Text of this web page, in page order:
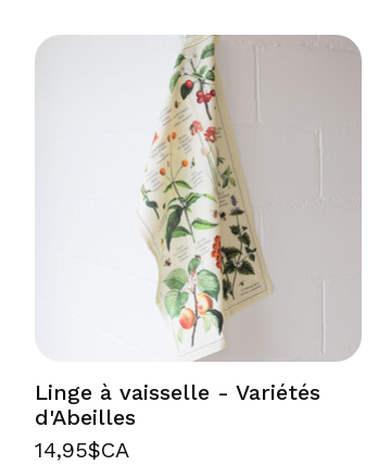
Linge à vaisselle - Variétés
d'Abeilles
14,95$CA